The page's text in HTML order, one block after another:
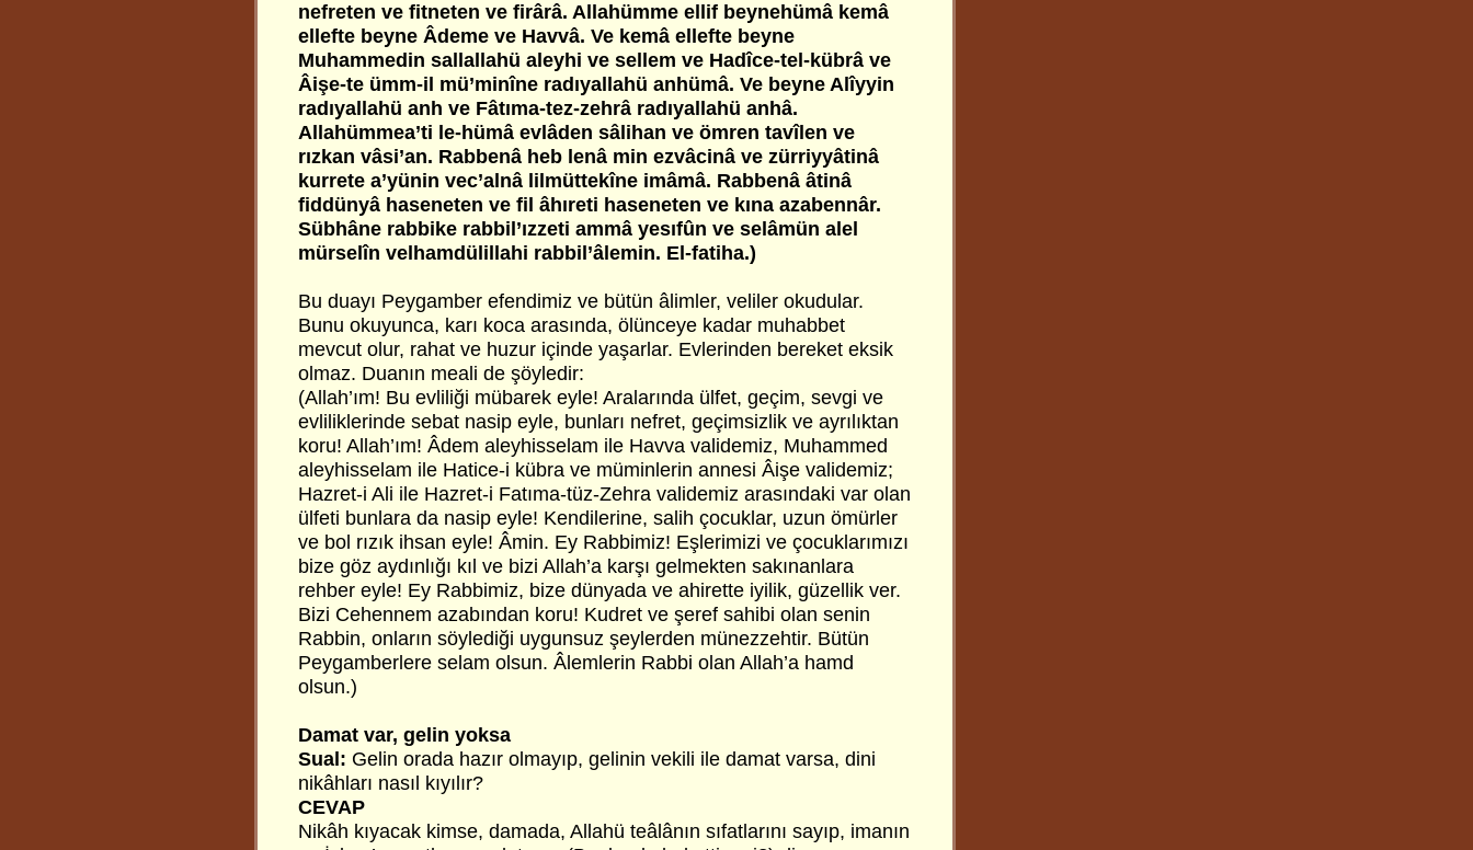
nefreten ve fitneten ve firârâ. Allahümme ellif beynehümâ kemâ
ellefte beyne Âdeme ve Havvâ. Ve kemâ ellefte beyne
Muhammedin sallallahü aleyhi ve sellem ve Hadîce-tel-kübrâ ve
Âişe-te ümm-il mü’minîne radıyallahü anhümâ. Ve beyne Alîyyin
radıyallahü anh ve Fâtıma-tez-zehrâ radıyallahü anhâ.
Allahümmea’ti le-hümâ evlâden sâlihan ve ömren tavîlen ve
rızkan vâsi’an. Rabbenâ heb lenâ min ezvâcinâ ve zürriyyâtinâ
kurrete a’yünin vec’alnâ lilmüttekîne imâmâ. Rabbenâ âtinâ
fiddünyâ haseneten ve fil âhıreti haseneten ve kına azabennâr.
Sübhâne rabbike rabbil’ızzeti ammâ yesıfûn ve selâmün alel
mürselîn velhamdülillahi rabbil’âlemin. El-fatiha.)
Bu duayı Peygamber efendimiz ve bütün âlimler, veliler okudular.
Bunu okuyunca, karı koca arasında, ölünceye kadar muhabbet
mevcut olur, rahat ve huzur içinde yaşarlar. Evlerinden bereket eksik
olmaz. Duanın meali de şöyledir:
(Allah’ım! Bu evliliği mübarek eyle! Aralarında ülfet, geçim, sevgi ve
evliliklerinde sebat nasip eyle, bunları nefret, geçimsizlik ve ayrılıktan
koru! Allah’ım! Âdem aleyhisselam ile Havva validemiz, Muhammed
aleyhisselam ile Hatice-i kübra ve müminlerin annesi Âişe validemiz;
Hazret-i Ali ile Hazret-i Fatıma-tüz-Zehra validemiz arasındaki var olan
ülfeti bunlara da nasip eyle! Kendilerine, salih çocuklar, uzun ömürler
ve bol rızık ihsan eyle! Âmin. Ey Rabbimiz! Eşlerimizi ve çocuklarımızı
bize göz aydınlığı kıl ve bizi Allah’a karşı gelmekten sakınanlara
rehber eyle! Ey Rabbimiz, bize dünyada ve ahirette iyilik, güzellik ver.
Bizi Cehennem azabından koru! Kudret ve şeref sahibi olan senin
Rabbin, onların söylediği uygunsuz şeylerden münezzehtir. Bütün
Peygamberlere selam olsun. Âlemlerin Rabbi olan Allah’a hamd
olsun.)
Damat var, gelin yoksa
Sual: Gelin orada hazır olmayıp, gelinin vekili ile damat varsa, dini
nikâhları nasıl kıyılır?
CEVAP
Nikâh kıyacak kimse, damada, Allahü teâlânın sıfatlarını sayıp, imanın